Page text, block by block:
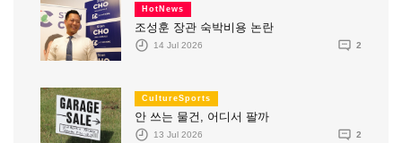
HotNews
조성훈 장관 숙박비용 논란
14 Jul 2026 2
CultureSports
안 쓰는 물건, 어디서 팔까
13 Jul 2026 2